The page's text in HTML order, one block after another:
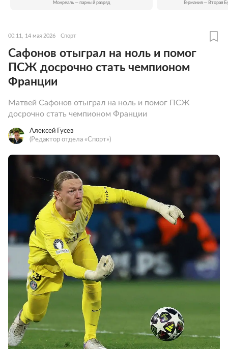
Монреаль — парный разряд Германия — Вторая
00:11, 14 мая 2026 Спорт
Сафонов отыграл на ноль и помог
ПСЖ досрочно стать чемпионом
Франции
Матвей Сафонов отыграл на ноль и помог ПСЖ
досрочно стать чемпионом Франции
Алексей Гусев
(Редактор отдела «Спорт»)